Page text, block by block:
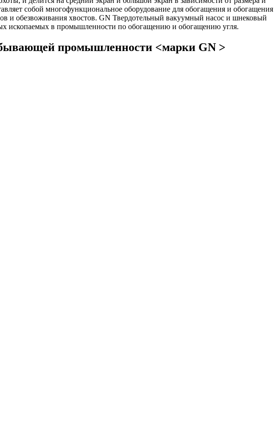
собой многофункциональное оборудование для обогащения и обогащения
и обезвоживания хвостов. GN Твердотельный вакуумный насос и шнековый
ископаемых в промышленности по обогащению и обогащению угля.
промышленности <марки GN >